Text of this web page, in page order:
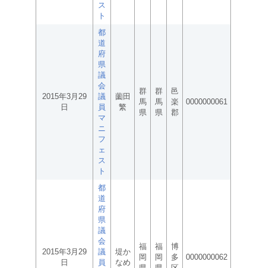
ス
ト
2015年3月29
日
都
道
府
県
議
会
議
員
マ
ニ
フ
ェ
ス
ト
薗田
繁
群
馬
県
群
馬
県
邑
楽
郡
0000000061
2015年3月29
日
都
道
府
県
議
会
議
員
堤か
なめ
福
岡
福
岡
博
多
0000000062